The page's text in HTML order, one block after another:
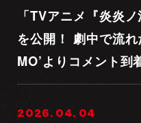
「TVアニメ『炎炎
を公開！ 劇中で流
MO’よりコメント到
2026. 04. 04